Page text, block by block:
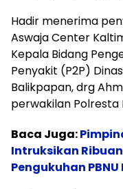
Hadir menerima
Aswaja Center
Kepala Bidang
Penyakit (P2P)
Balikpapan, drg
perwakilan
Baca Juga:
Intruksikan
Pengukuhan